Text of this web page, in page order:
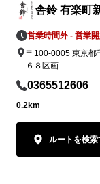
舎鈴 有楽町
営業時間外 - 営業
〒100-0005 東京
６８区画
0365512606
0.2km
ルートを検索